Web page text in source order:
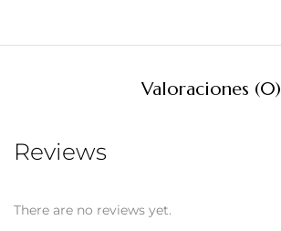
Valoraciones (0)
Reviews
There are no reviews yet.